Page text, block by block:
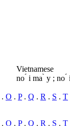
Vietnamese
no ́ i ma ̀ y ; no
. O . P. Q . R . S . T
. O . P. Q . R . S . T